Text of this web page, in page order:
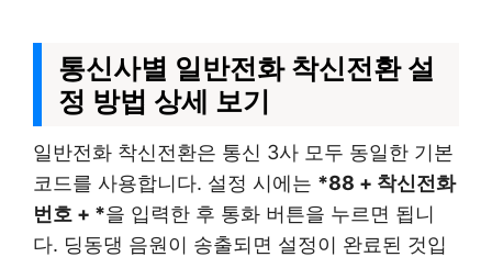
통신사별 일반전화 착신전환 설
정 방법 상세 보기
일반전화 착신전환은 통신 3사 모두 동일한 기본
코드를 사용합니다. 설정 시에는 *88 + 착신전화
번호 + *을 입력한 후 통화 버튼을 누르면 됩니
다. 딩동댕 음원이 송출되면 설정이 완료된 것입